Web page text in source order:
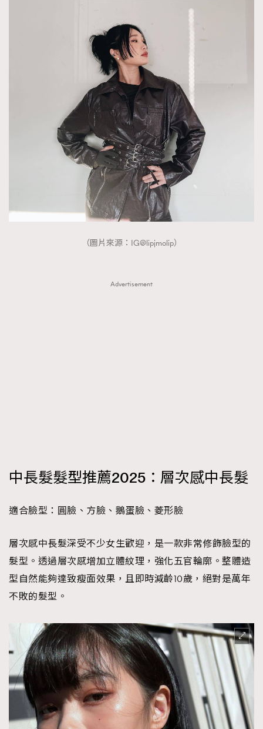
（圖片來源：IG@lipjmolip）
Advertisement
中長髮髮型推薦2025：層次感中長髮
適合臉型：圓臉、方臉、鵝蛋臉、菱形臉
層次感中長髮深受不少女生歡迎，是一款非常修飾臉型的
髮型。透過層次感增加立體紋理，強化五官輪廓。整體造
型自然能夠達致瘦面效果，且即時減齡10歲，絕對是萬年
不敗的髮型。